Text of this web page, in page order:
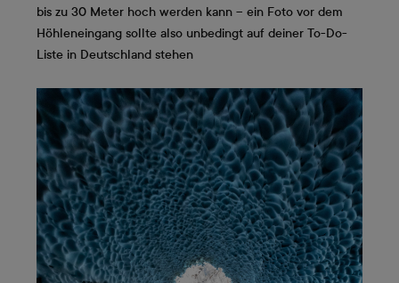
bis zu 30 Meter hoch werden kann – ein Foto vor dem
Höhleneingang sollte also unbedingt auf deiner To-Do-
Liste in Deutschland stehen